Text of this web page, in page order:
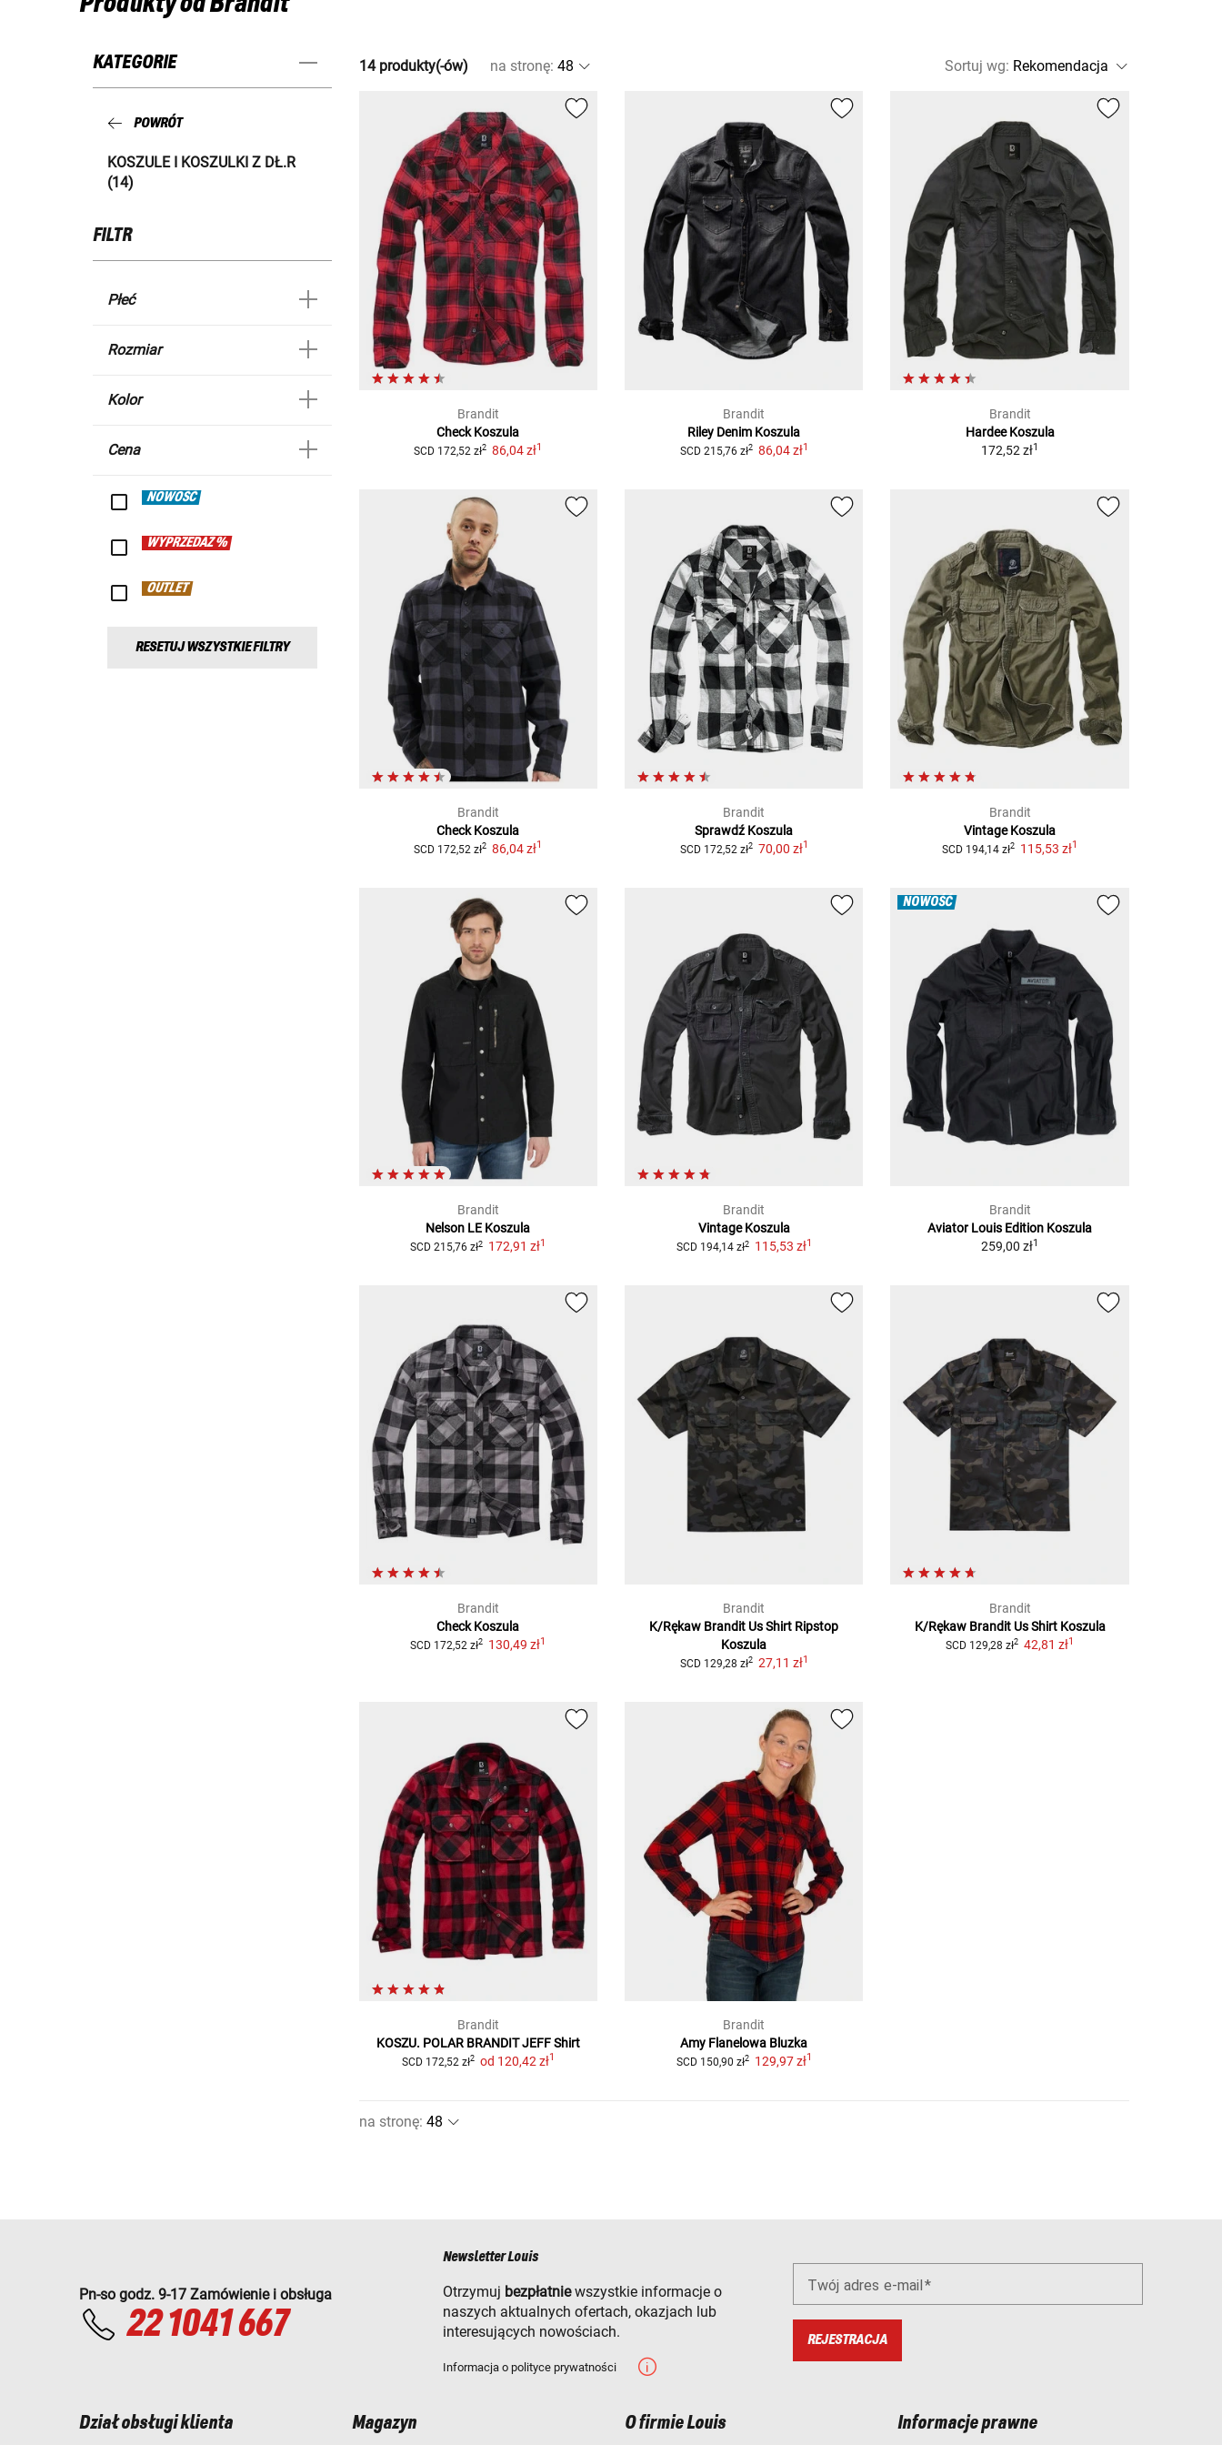
KATEGORIE
POWRÓT
KOSZULE I KOSZULKI Z DŁ.R
(14)
FILTR
Płeć
Rozmiar
Kolor
Cena
NOWOŚĆ
WYPRZEDAŻ %
OUTLET
RESETUJ WSZYSTKIE FILTRY
14 produkty(-ów) na stronę: Sortuj wg:
Brandit
Check Koszula
SCD 172,52 zł2 86,04 zł1
Brandit
Riley Denim Koszula
SCD 215,76 zł2 86,04 zł1
Brandit
Hardee Koszula
172,52 zł1
Brandit
Check Koszula
SCD 172,52 zł2 86,04 zł1
Brandit
Sprawdź Koszula
SCD 172,52 zł2 70,00 zł1
Brandit
Vintage Koszula
SCD 194,14 zł2 115,53 zł1
Brandit
Nelson LE Koszula
SCD 215,76 zł2 172,91 zł1
Brandit
Vintage Koszula
SCD 194,14 zł2 115,53 zł1
NOWOŚĆ
Brandit
Aviator Louis Edition Koszula
259,00 zł1
Brandit
Check Koszula
SCD 172,52 zł2 130,49 zł1
Brandit
K/Rękaw Brandit Us Shirt Ripstop
Koszula
SCD 129,28 zł2 27,11 zł1
Brandit
K/Rękaw Brandit Us Shirt Koszula
SCD 129,28 zł2 42,81 zł1
Brandit
KOSZU. POLAR BRANDIT JEFF Shirt
SCD 172,52 zł2 od 120,42 zł1
Brandit
Amy Flanelowa Bluzka
SCD 150,90 zł2 129,97 zł1
na stronę:
Pn-so godz. 9-17 Zamówienie i obsługa
22 1041 667
Newsletter Louis
Otrzymuj bezpłatniewszystkie informacje o
naszych aktualnych ofertach, okazjach lub
interesujących nowościach.
Informacja o polityce prywatności
Twój adres e-mail
REJESTRACJA
Dział obsługi klienta Magazyn O firmie Louis Informacje prawne